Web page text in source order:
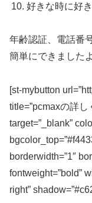
好きな時に好
年齢認証、電話番
簡単にできましたよ
[st-mybutton
title=”pcmaxの詳し
target=”_blank”
borderwidth=”1″
fontweight=”bold”
right”